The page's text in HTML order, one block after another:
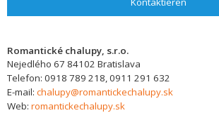
Romantické chalupy, s.r.o.
Nejedlého 67 84102 Bratislava
Telefon: 0918 789 218, 0911 291 632
E-mail: chalupy@romantickechalupy.sk
Web: romantickechalupy.sk